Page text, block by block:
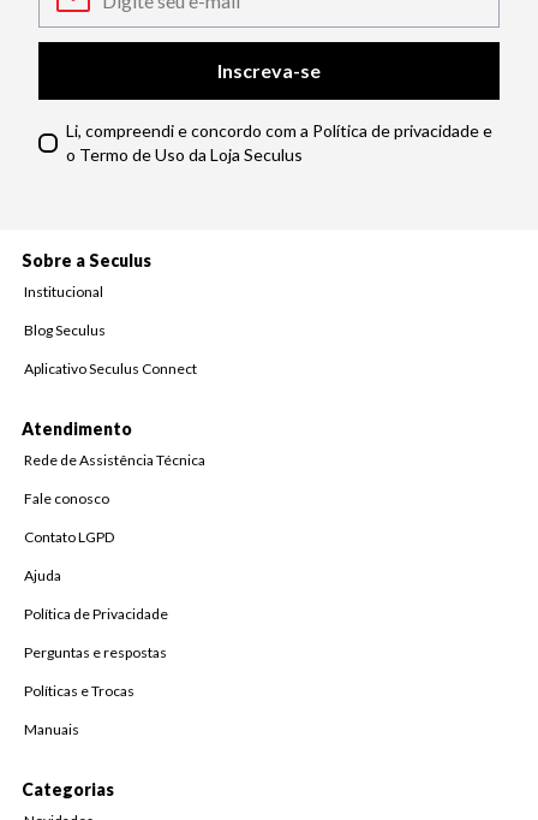
Inscreva-se
Li, compreendi e concordo com a Política de privacidade e
o Termo de Uso da Loja Seculus
Sobre a Seculus
Institucional
Blog Seculus
Aplicativo Seculus Connect
Atendimento
Rede de Assistência Técnica
Fale conosco
Contato LGPD
Ajuda
Política de Privacidade
Perguntas e respostas
Políticas e Trocas
Manuais
Categorias